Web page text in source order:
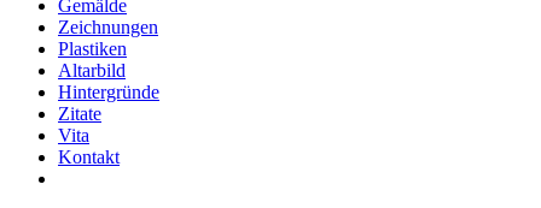
Gemälde
Zeichnungen
Plastiken
Altarbild
Hintergründe
Zitate
Vita
Kontakt